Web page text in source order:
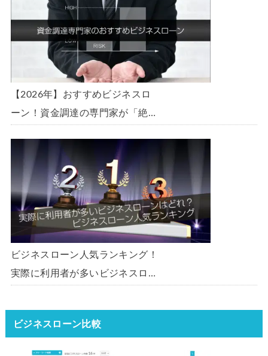
【2026年】おすすめビジネスロ
ーン！資金調達の専門家が「絶
ーン・事業者ローン・商工ローン
ランキング
ビジネスローン人気ランキング！
実際に利用者が多いビジネスロー
ータ】【2026年版】
ビジネスローン比較